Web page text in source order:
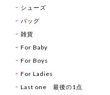
シューズ
バッグ
雑貨
For Baby
For Boys
For Ladies
Last one 最後の1点